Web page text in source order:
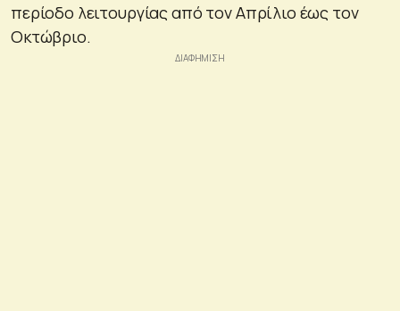
περίοδο λειτουργίας από τον Απρίλιο έως τον
Οκτώβριο.